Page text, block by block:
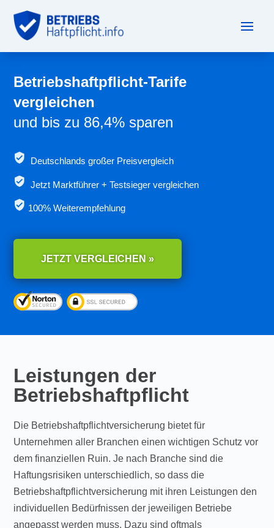
Betriebshaftpflicht-Tarife
vergleichen
und bis zu 86,4% sparen
Deutschlands großer Preisvergleich
Jetzt Marktführer + Testsieger vergleichen
100% Weiterempfehlung
JETZT VERGLEICHEN »
Leistungen der
Betriebshaftpflicht
Die Betriebshaftpflichtversicherung bietet für
Unternehmen aller Branchen einen wichtigen Schutz vor
dem finanziellen Ruin. Je nach Branche sind die
Haftungsrisiken unterschiedlich, so dass die
Betriebshaftpflichtversicherung mit ihren Leistungen den
individuellen Bedürfnissen der jeweiligen Betriebe
angepasst werden muss. Dazu sind oftmals